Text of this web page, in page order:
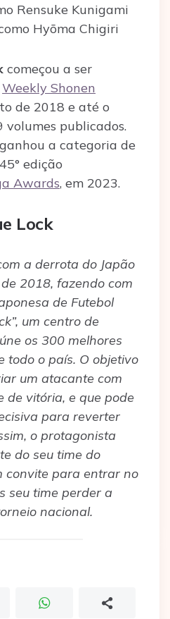
Rensuke Kunigami
Hyōma Chigiri
começou a ser
Weekly Shonen
de 2018 e até o
volumes publicados.
a categoria de
edição
Awards, em 2023.
Lock
a derrota do Japão
2018, fazendo com
de Futebol
um centro de
os 300 melhores
todo o país. O objetivo
um atacante com
de vitória, e que pode
para reverter
o protagonista
do seu time do
convite para entrar no
seu time perder a
nacional.